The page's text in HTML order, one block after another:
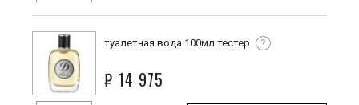
туалетная вода 100мл тестер ?
₽ 14 975